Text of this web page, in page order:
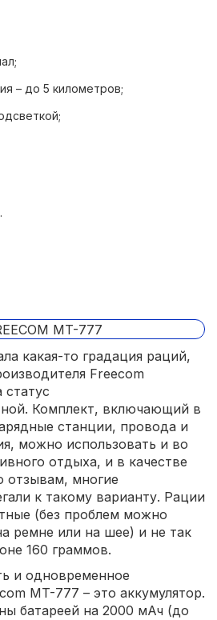
– до 5 километров;
решений;
какая-то градация раций,
Freecom
Комплект, включающий в
станции, провода и
можно использовать и во
отдыха, и в качестве
отзывам, многие
к такому варианту. Рации
(без проблем можно
ремне или на шее) и не так
160 граммов.
и одновременное
MT-777 – это аккумулятор.
батареей на 2000 мАч (до